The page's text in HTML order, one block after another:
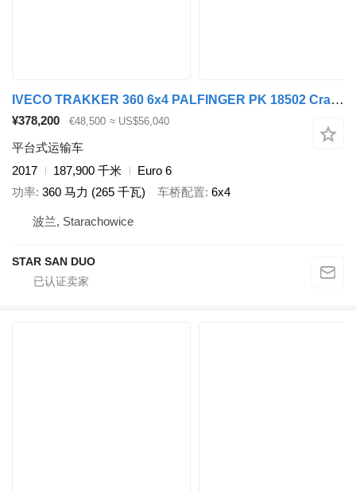
IVECO TRAKKER 360 6x4 PALFINGER PK 18502 Crane Rotato
¥378,200 €48,500 ≈ US$56,040
平台式运输车
2017
187,900 千米
Euro 6
功率 360 马力 (265 千瓦) 车桥配置 6x4
波兰, Starachowice
STAR SAN DUO